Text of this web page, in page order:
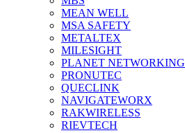
MEAN WELL
MSA SAFETY
METALTEX
MILESIGHT
PLANET NETWORKING
PRONUTEC
QUECLINK
NAVIGATEWORX
RAKWIRELESS
RIEVTECH